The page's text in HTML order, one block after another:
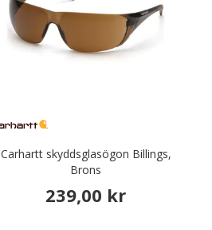
Carhartt skyddsglasögon Billings,
Brons
239,00 kr